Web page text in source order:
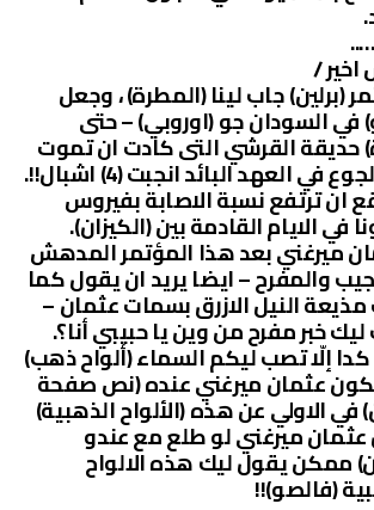
·
اخير /
(برلين) جاب لينا (المطرة) ، وجعل
في السودان جو (اوروبي) – حتى
حديقة القرشي التى كادت ان تموت
في العهد البائد انجبت (4) اشبال!!.
ان ترتفع نسبة الاصابة بفيروس
في الايام القادمة بين (الكيزان).
ميرغني بعد هذا المؤتمر المدهش
والمفرح – ايضا يريد ان يقول كما
مذيعة النيل الازرق بسمات عثمان –
خبر مفرح من وين يا حبيبي أنا؟.
كدا إلّا تصب ليكم السماء (ألواح ذهب)
عثمان ميرغني عنده (نص صفحة
في الاولي عن هذه (الألواح الذهبية)
عثمان ميرغني لو طلع مع عندو
ممكن يقول ليك هذه الالواح
(فالصو)!!